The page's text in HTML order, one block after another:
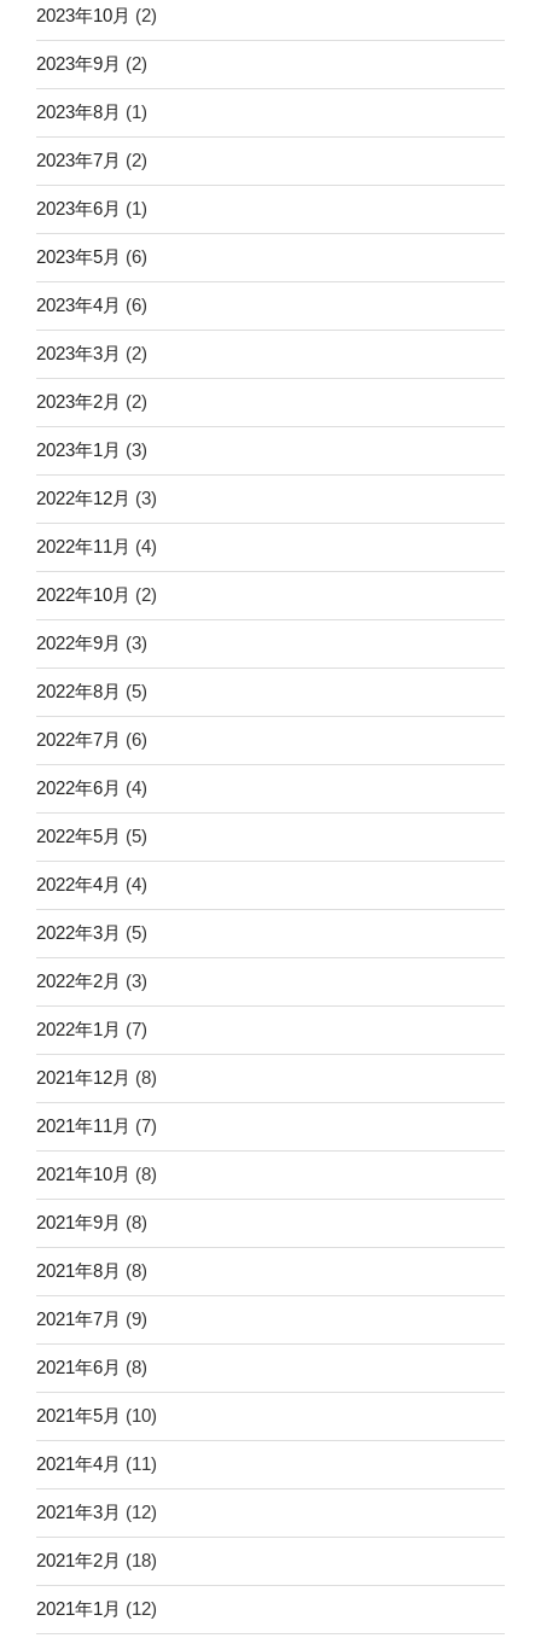
2023年10月 (2)
2023年9月 (2)
2023年8月 (1)
2023年7月 (2)
2023年6月 (1)
2023年5月 (6)
2023年4月 (6)
2023年3月 (2)
2023年2月 (2)
2023年1月 (3)
2022年12月 (3)
2022年11月 (4)
2022年10月 (2)
2022年9月 (3)
2022年8月 (5)
2022年7月 (6)
2022年6月 (4)
2022年5月 (5)
2022年4月 (4)
2022年3月 (5)
2022年2月 (3)
2022年1月 (7)
2021年12月 (8)
2021年11月 (7)
2021年10月 (8)
2021年9月 (8)
2021年8月 (8)
2021年7月 (9)
2021年6月 (8)
2021年5月 (10)
2021年4月 (11)
2021年3月 (12)
2021年2月 (18)
2021年1月 (12)